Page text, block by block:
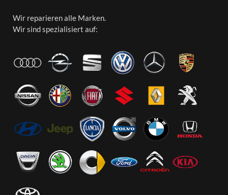
Wir reparieren alle Marken.
Wir sind spezialisiert auf: